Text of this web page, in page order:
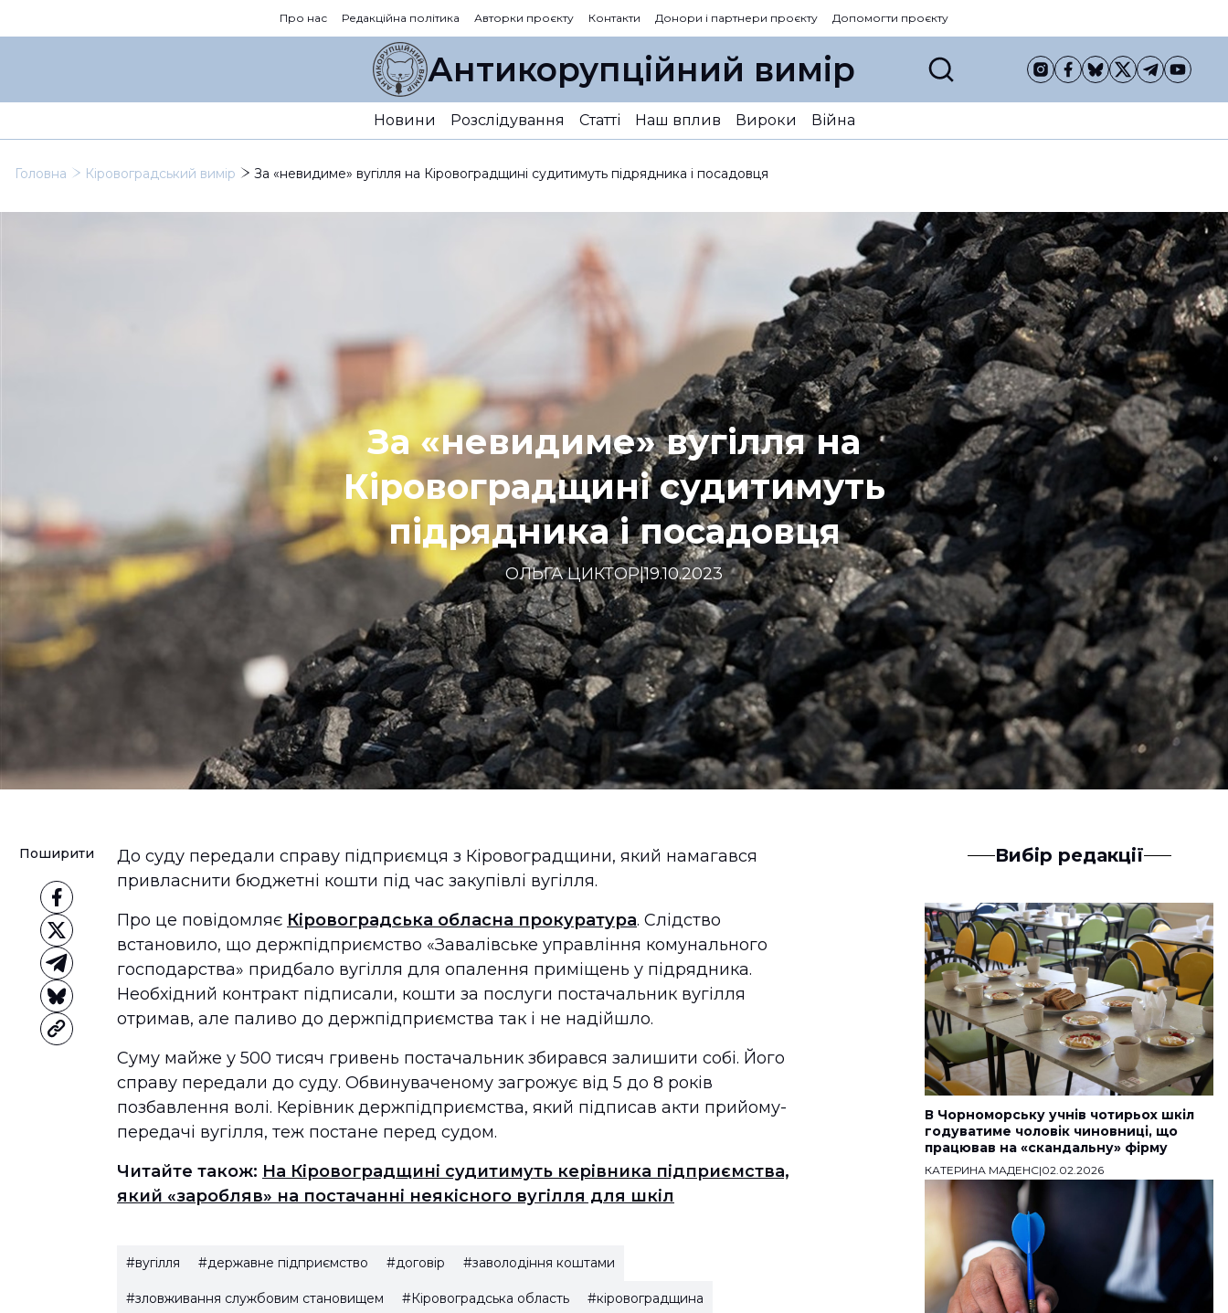
Про нас Редакційна політика Авторки проєкту Контакти Донори і партнери проєкту Допомогти проєкту
Антикорупційний вимір
Новини Розслідування Статті Наш вплив Вироки Війна
Головна Кіровоградський вимір За «невидиме» вугілля на Кіровоградщині судитимуть підрядника і посадовця
За «невидиме» вугілля на
Кіровоградщині судитимуть
підрядника і посадовця
ОЛЬГА ЦИКТОР|19.10.2023
Поширити
До суду передали справу підприємця з Кіровоградщини, який намагався
привласнити бюджетні кошти під час закупівлі вугілля.
Про це повідомляє Кіровоградська обласна прокуратура. Слідство
встановило, що держпідприємство «Завалівське управління комунального
господарства» придбало вугілля для опалення приміщень у підрядника.
Необхідний контракт підписали, кошти за послуги постачальник вугілля
отримав, але паливо до держпідприємства так і не надійшло.
Суму майже у 500 тисяч гривень постачальник збирався залишити собі. Його
справу передали до суду. Обвинуваченому загрожує від 5 до 8 років
позбавлення волі. Керівник держпідприємства, який підписав акти прийому-
передачі вугілля, теж постане перед судом.
Читайте також: На Кіровоградщині судитимуть керівника підприємства,
який «заробляв» на постачанні неякісного вугілля для шкіл
#вугілля #державне підприємство #договір #заволодіння коштами
#зловживання службовим становищем #Кіровоградська область #кіровоградщина
Вибір редакції
В Чорноморську учнів чотирьох шкіл
годуватиме чоловік чиновниці, що
працював на «скандальну» фірму
КАТЕРИНА МАДЕНС|02.02.2026